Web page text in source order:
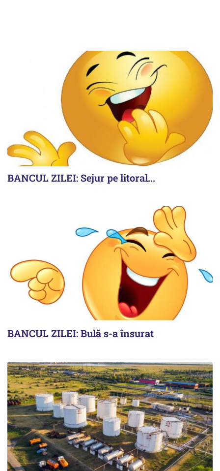
BANCUL ZILEI: Sejur pe litoral...
BANCUL ZILEI: Bulă s-a însurat